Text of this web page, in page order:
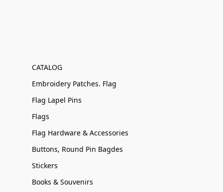
CATALOG
Embroidery Patches. Flag
Flag Lapel Pins
Flags
Flag Hardware & Accessories
Buttons, Round Pin Bagdes
Stickers
Books & Souvenirs